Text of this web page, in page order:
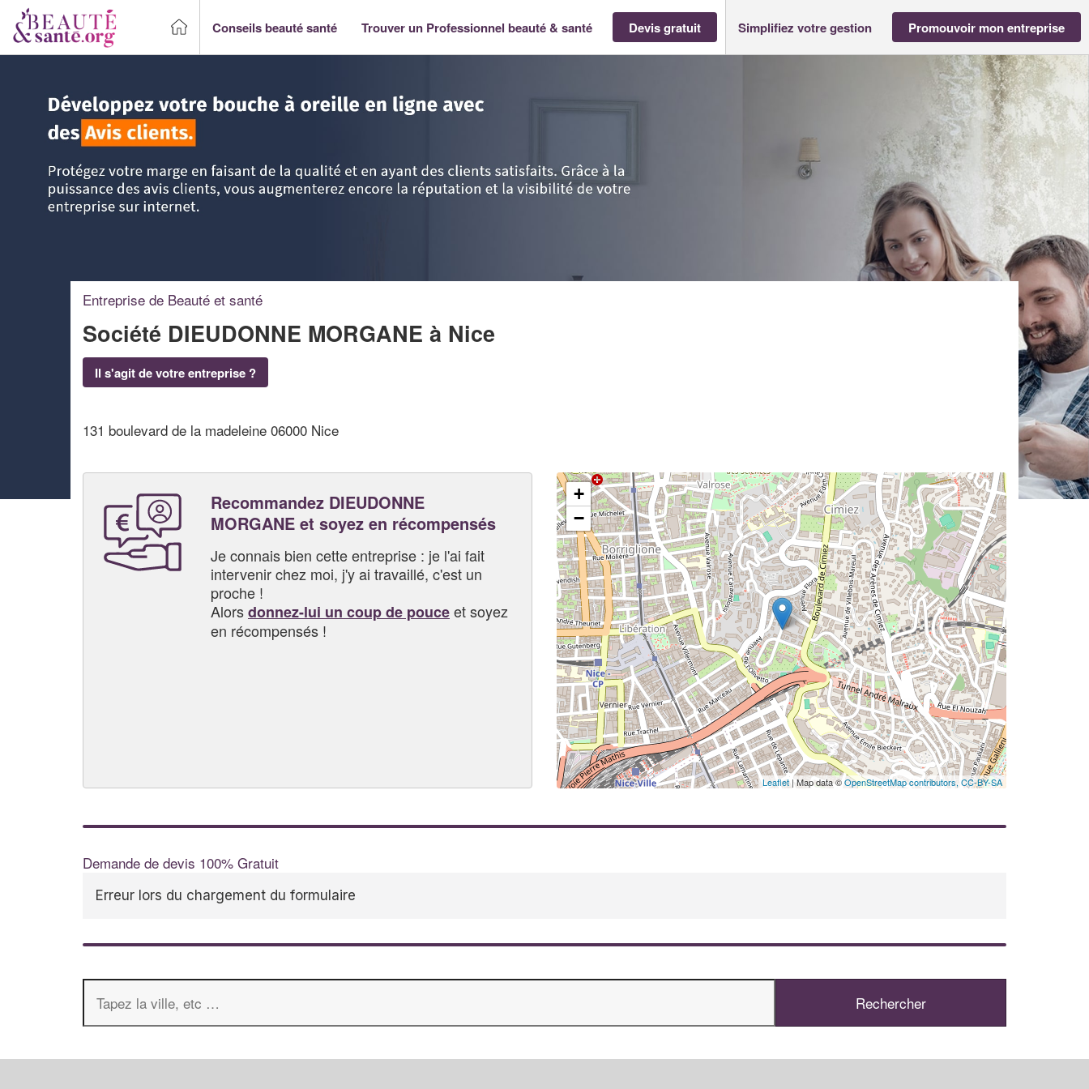
Conseils beauté santé Trouver un Professionnel beauté & santé Devis gratuit Simplifiez votre gestion Promouvoir mon entreprise
Entreprise de Beauté et santé
Société DIEUDONNE MORGANE à Nice
Il s'agit de votre entreprise ?
131 boulevard de la madeleine 06000 Nice
Recommandez DIEUDONNE
MORGANE et soyez en récompensés
Je connais bien cette entreprise : je l'ai fait
intervenir chez moi, j'y ai travaillé, c'est un
proche !
Alorsdonnez-lui un coup de pouceet soyez
en récompensés !
+
−
Leaflet| Map data ©OpenStreetMap contributors, CC-BY-SA
Demande de devis 100% Gratuit
Erreur lors du chargement du formulaire
✕
Vous êtes un
professionnel ?
Augmentez votrechiffre d'affaires
vosmarges tout en gagnant de
nouveaux clients!
En savoir plus